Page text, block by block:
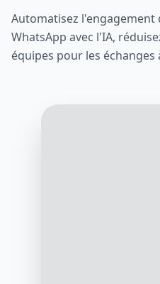
Automatisez l'engagement
WhatsApp avec l'IA,
équipes pour les échanges